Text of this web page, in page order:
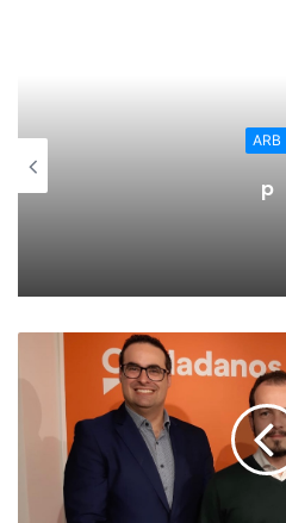
ARB
p